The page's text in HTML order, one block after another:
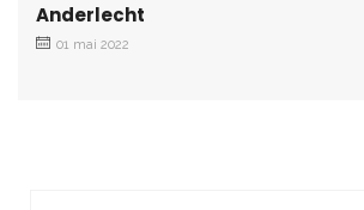
Anderlecht
01 mai 2022